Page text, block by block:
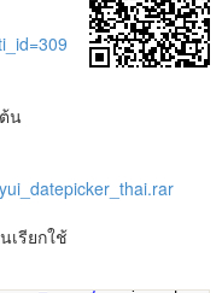
น
เรียกใช้